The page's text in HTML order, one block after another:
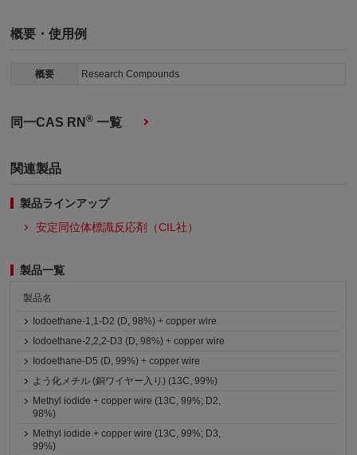
概要・使用例
概要 Research Compounds
同一CAS RN® 一覧
関連製品
製品ラインアップ
安定同位体標識反応剤（CIL社）
製品一覧
製品名
Iodoethane-1,1-D2 (D, 98%) + copper wire
Iodoethane-2,2,2-D3 (D, 98%) + copper wire
Iodoethane-D5 (D, 99%) + copper wire
よう化メチル (銅ワイヤー入り) (13C, 99%)
Methyl iodide + copper wire (13C, 99%; D2,
98%)
Methyl iodide + copper wire (13C, 99%; D3,
99%)